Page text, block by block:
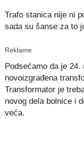
Trafo stanica nije ni
sada su šanse za to
Reklame
Podsećamo da je
novoizgrađena
Transformator je
novog dela bolnice i
veća.